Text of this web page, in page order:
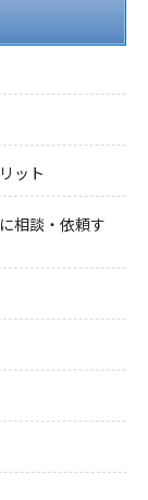
ット
相談・依頼す